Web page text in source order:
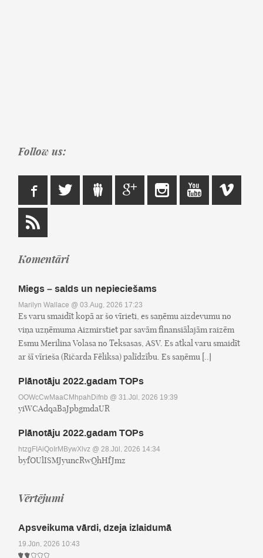
Follow us:
Komentāri
Miegs – salds un nepieciešams
Marilyn Wallace @ 03.Aug, 2026 17:23
Es varu smaidīt kopā ar šo vīrieti, es saņēmu aizdevumu no
viņa uzņēmuma Aizmirstiet par savām finansiālajām raizēm
Esmu Merilina Volasa no Teksasas, ASV. Es atkal varu smaidīt
ar šī vīrieša (Ričarda Fēliksa) palīdzību. Es saņēmu [..]
Plānotāju 2022.gadam TOPs
OOWcCwMaaCMhpahDifnb @ 31.Jūl, 2026 19:39
yiWCAdqaBaJpbgmdaUR
Plānotāju 2022.gadam TOPs
htzgFIAiQoIrMBywXlvz @ 28.Jūl, 2026 14:34
byfOUlISMJyuncRwQhHfJmz
Vērtējumi
Apsveikuma vārdi, dzeja izlaidumā
19.Jūn, 2026 10:43